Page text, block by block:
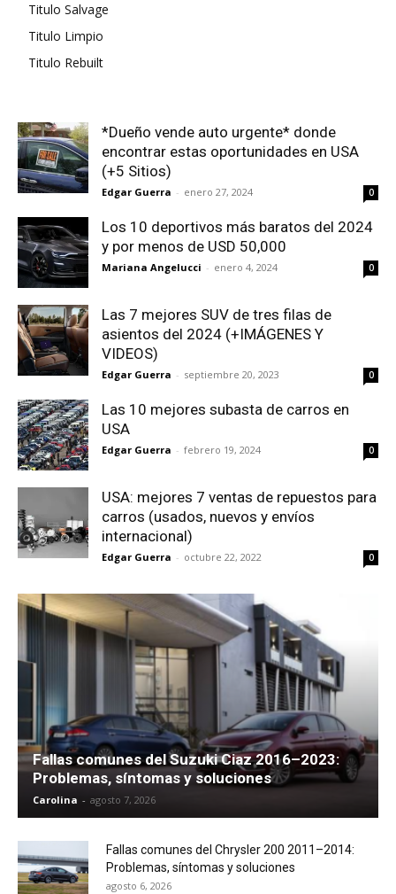
Titulo Salvage
Titulo Limpio
Titulo Rebuilt
*Dueño vende auto urgente* donde
encontrar estas oportunidades en USA
(+5 Sitios)
Edgar Guerra - enero 27, 2024 0
Los 10 deportivos más baratos del 2024
y por menos de USD 50,000
Mariana Angelucci - enero 4, 2024 0
Las 7 mejores SUV de tres filas de
asientos del 2024 (+IMÁGENES Y
VIDEOS)
Edgar Guerra - septiembre 20, 2023 0
Las 10 mejores subasta de carros en
USA
Edgar Guerra - febrero 19, 2024 0
USA: mejores 7 ventas de repuestos para
carros (usados, nuevos y envíos
internacional)
Edgar Guerra - octubre 22, 2022 0
Fallas comunes del Suzuki Ciaz 2016–2023:
Problemas, síntomas y soluciones
Carolina - agosto 7, 2026
Fallas comunes del Chrysler 200 2011–2014:
Problemas, síntomas y soluciones
agosto 6, 2026